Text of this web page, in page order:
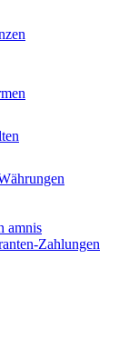
amnis
Zahlungen